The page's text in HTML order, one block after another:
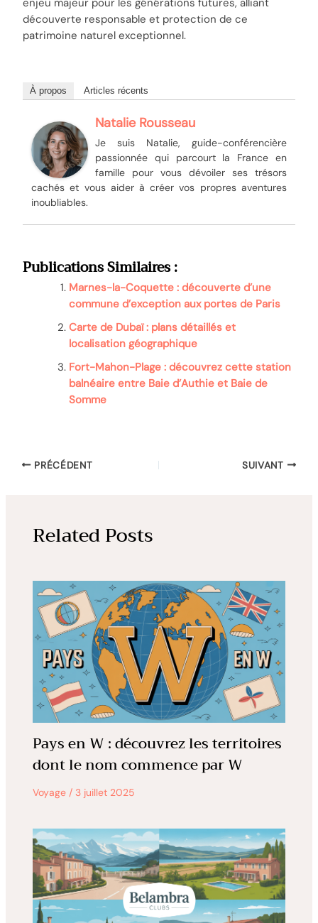
enjeu majeur pour les générations futures, alliant
découverte responsable et protection de ce
patrimoine naturel exceptionnel.
À propos Articles récents
Natalie Rousseau
Je suis Natalie, guide-conférencière
passionnée qui parcourt la France en
famille pour vous dévoiler ses trésors
cachés et vous aider à créer vos propres aventures
inoubliables.
Publications Similaires :
Marnes-la-Coquette : découverte d’une
commune d’exception aux portes de Paris
Carte de Dubaï : plans détaillés et
localisation géographique
Fort-Mahon-Plage : découvrez cette station
balnéaire entre Baie d’Authie et Baie de
Somme
PRÉCÉDENT SUIVANT
Related Posts
Pays en W : découvrez les territoires
dont le nom commence par W
Voyage/ 3 juillet 2025